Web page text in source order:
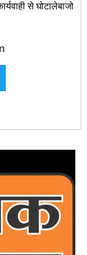
से घोटालेबाजो